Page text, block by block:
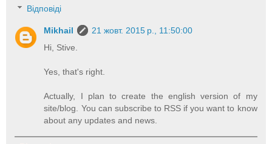
Відповіді
Mikhail
21 жовт. 2015 р., 11:50:00
Hi, Stive.
Yes, that's right.
Actually, I plan to create the english version of my
site/blog. You can subscribe to RSS if you want to know
about any updates and news.